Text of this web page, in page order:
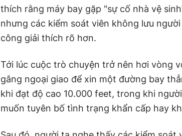
thích rằng máy bay gặp "sự cố nhà vệ
nhưng các kiểm soát viên không lưu
công giải thích rõ hơn.
Tới lúc cuộc trò chuyện trở nên hơi vòng
gắng ngoại giao để xin một đường bay
khi đạt độ cao 10.000 feet, trong khi
muốn tuyên bố tình trạng khẩn cấp hay